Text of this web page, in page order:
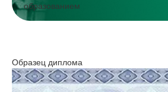
образованием
Образец диплома